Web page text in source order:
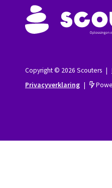
Copyright © 2026 Scouters |
Privacyverklaring |